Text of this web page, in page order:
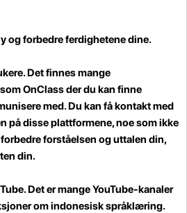
og forbedre ferdighetene dine.
. Det finnes mange
OnClass der du kan finne
med. Du kan få kontakt med
på disse plattformene, noe som ikke
forståelsen og uttalen din,
din.
Det er mange YouTube-kanaler
om indonesisk språklæring.